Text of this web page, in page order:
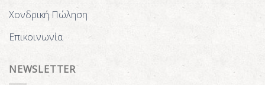
Χονδρική Πώληση
Επικοινωνία
NEWSLETTER